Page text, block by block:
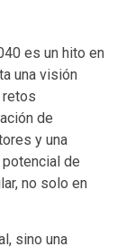
es un hito en
una visión
retos
de
y una
de
no solo en
sino una